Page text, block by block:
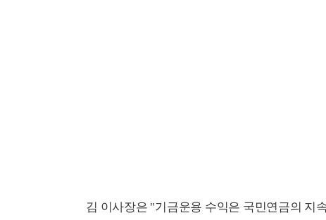
김 이사장은 "기금운용 수익은 국민연금의 지